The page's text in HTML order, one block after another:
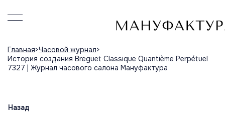
Главная Часовой журнал
История создания Breguet Classique Quantième Perpétuel
7327 | Журнал часового салона Мануфактура
Назад